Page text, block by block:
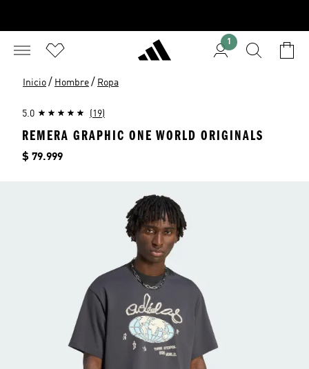
1
Inicio / Hombre / Ropa
5.0 (19)
REMERA GRAPHIC ONE WORLD ORIGINALS
Precio
$ 79.999